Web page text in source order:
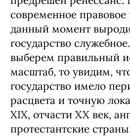
современное правовое
данный момент
государство
выберем правильный
масштаб, то увидим,
государство имело
расцвета и точную
XIX, отчасти XX век,
протестантские